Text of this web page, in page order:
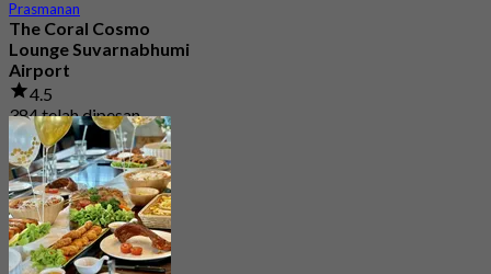
Prasmanan
The Coral Cosmo
Lounge Suvarnabhumi
Airport
4.5
384 telah dipesan
Dari฿ 950